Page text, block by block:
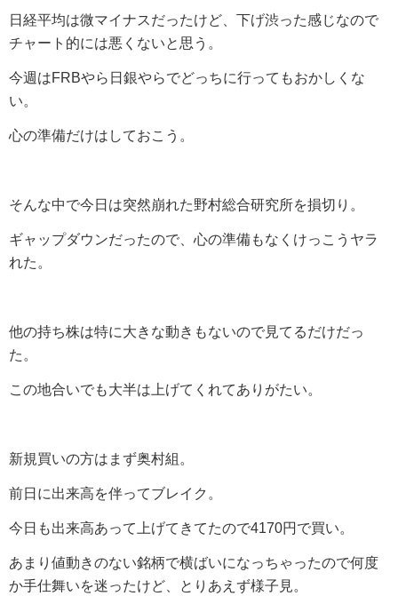
日経平均は微マイナスだったけど、下げ渋った感じなので
チャート的には悪くないと思う。
今週はFRBやら日銀やらでどっちに行ってもおかしくな
い。
心の準備だけはしておこう。
そんな中で今日は突然崩れた野村総合研究所を損切り。
ギャップダウンだったので、心の準備もなくけっこうヤラ
れた。
他の持ち株は特に大きな動きもないので見てるだけだっ
た。
この地合いでも大半は上げてくれてありがたい。
新規買いの方はまず奥村組。
前日に出来高を伴ってブレイク。
今日も出来高あって上げてきてたので4170円で買い。
あまり値動きのない銘柄で横ばいになっちゃったので何度
か手仕舞いを迷ったけど、とりあえず様子見。